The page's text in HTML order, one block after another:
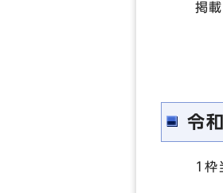
掲載
第3
第5
令
1枠